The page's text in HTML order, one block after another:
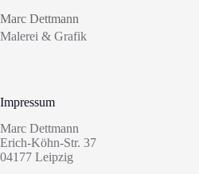
Inhalt
springen
Marc Dettmann
Malerei & Grafik
Impressum
Marc Dettmann
Erich-Köhn-Str. 37
04177 Leipzig